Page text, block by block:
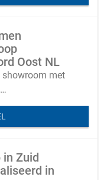
Oost NL
met
Zuid
in